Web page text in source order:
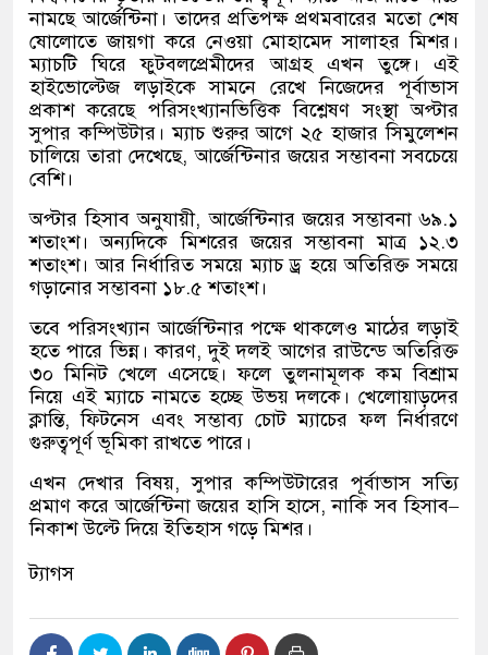
নামছে আর্জেন্টিনা। তাদের প্রতিপক্ষ প্রথমবারের মতো শেষ
ষোলোতে জায়গা করে নেওয়া মোহামেদ সালাহর মিশর।
ম্যাচটি ঘিরে ফুটবলপ্রেমীদের আগ্রহ এখন তুঙ্গে। এই
হাইভোল্টেজ লড়াইকে সামনে রেখে নিজেদের পূর্বাভাস
প্রকাশ করেছে পরিসংখ্যানভিত্তিক বিশ্লেষণ সংস্থা অপ্টার
সুপার কম্পিউটার। ম্যাচ শুরুর আগে ২৫ হাজার সিমুলেশন
চালিয়ে তারা দেখেছে,আর্জেন্টিনার জয়ের সম্ভাবনা সবচেয়ে
বেশি।
অপ্টার হিসাব অনুযায়ী,আর্জেন্টিনার জয়ের সম্ভাবনা ৬৯.১
শতাংশ। অন্যদিকে মিশরের জয়ের সম্ভাবনা মাত্র ১২.৩
শতাংশ। আর নির্ধারিত সময়ে ম্যাচ ড্র হয়ে অতিরিক্ত সময়ে
গড়ানোর সম্ভাবনা ১৮.৫ শতাংশ।
তবে পরিসংখ্যান আর্জেন্টিনার পক্ষে থাকলেও মাঠের লড়াই
হতে পারে ভিন্ন। কারণ,দুই দলই আগের রাউন্ডে অতিরিক্ত
৩০ মিনিট খেলে এসেছে। ফলে তুলনামূলক কম বিশ্রাম
নিয়ে এই ম্যাচে নামতে হচ্ছে উভয় দলকে। খেলোয়াড়দের
ক্লান্তি,ফিটনেস এবং সম্ভাব্য চোট ম্যাচের ফল নির্ধারণে
গুরুত্বপূর্ণ ভূমিকা রাখতে পারে।
এখন দেখার বিষয়,সুপার কম্পিউটারের পূর্বাভাস সত্যি
প্রমাণ করে আর্জেন্টিনা জয়ের হাসি হাসে,নাকি সব হিসাব–
নিকাশ উল্টে দিয়ে ইতিহাস গড়ে মিশর।
ট্যাগস